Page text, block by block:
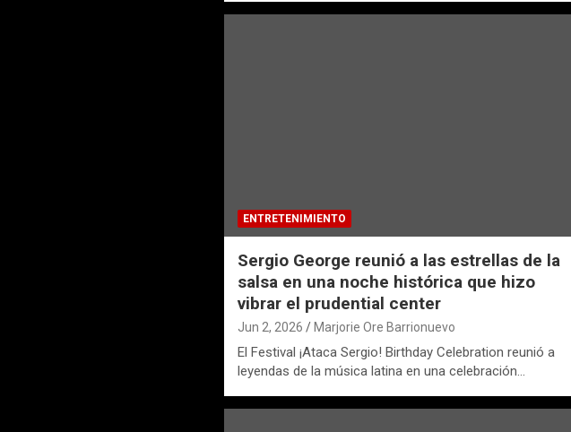
ENTRETENIMIENTO
Sergio George reunió a las estrellas de la
salsa en una noche histórica que hizo
vibrar el prudential center
Jun 2, 2026 Marjorie Ore Barrionuevo
El Festival ¡Ataca Sergio! Birthday Celebration reunió a
leyendas de la música latina en una celebración…